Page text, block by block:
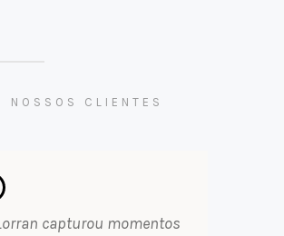
NOSSOS CLIENTES
capturou momentos